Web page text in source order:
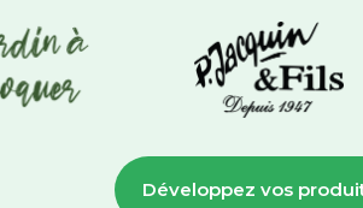
Développez vos